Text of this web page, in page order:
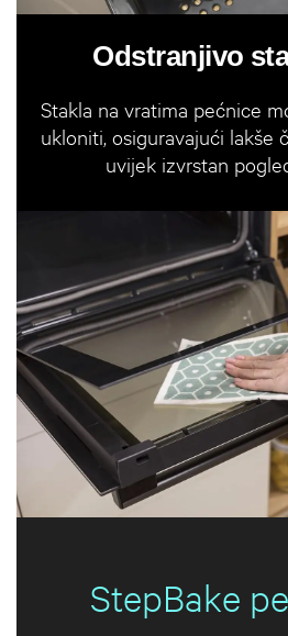
Odstranjivo
Stakla na vratima pećnice
ukloniti, osiguravajući lakše
uvijek izvrstan
StepBake